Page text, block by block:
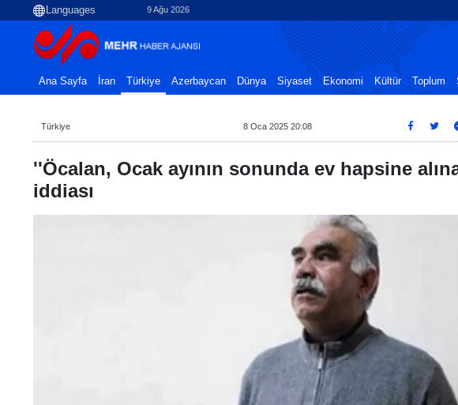
9 Ağu 2026
Ana Sayfa İran Türkiye Azerbaycan Dünya Siyaset Ekonomi Kültür Toplum
Türkiye 8 Oca 2025 20:08
''Öcalan, Ocak ayının sonunda ev hapsine
iddiası